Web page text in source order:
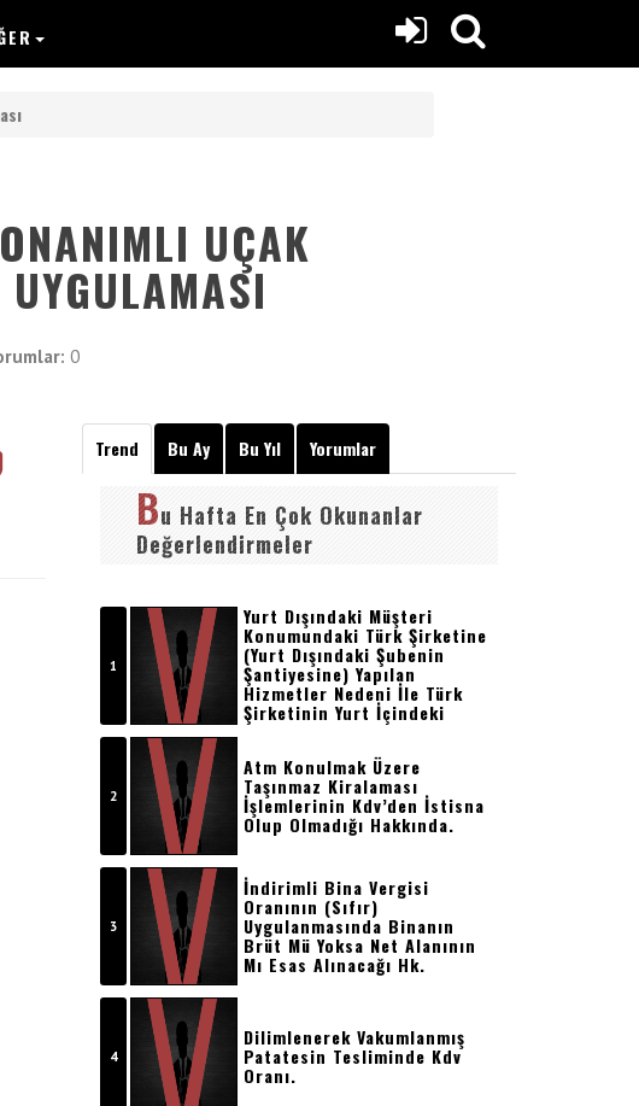
UÇAK
0
Trend Bu Ay Bu Yıl Yorumlar
Bu Hafta En Çok Okunanlar
Değerlendirmeler
Yurt Dışındaki Müşteri
Konumundaki Türk Şirketine
(yurt Dışındaki Şubenin
Şantiyesine) Yapılan
Hizmetler Nedeni İle Türk
Şirketinin Yurt İçindeki
Merkezine Kesilecek
Hesaplanmayacak, Bu İşler
Nedeni İle Geri
Getirilmemek Üzere Yurt
Dışına Gö
Atm Konulmak Üzere
Taşınmaz Kiralaması
İşlemlerinin Kdv’den İstisna
Olup Olmadığı Hakkında.
İndirimli Bina Vergisi
Oranının (sıfır)
Uygulanmasında Binanın
Brüt Mü Yoksa Net Alanının
Mı Esas Alınacağı Hk.
Dilimlenerek Vakumlanmış
Patatesin Tesliminde Kdv
Oranı.